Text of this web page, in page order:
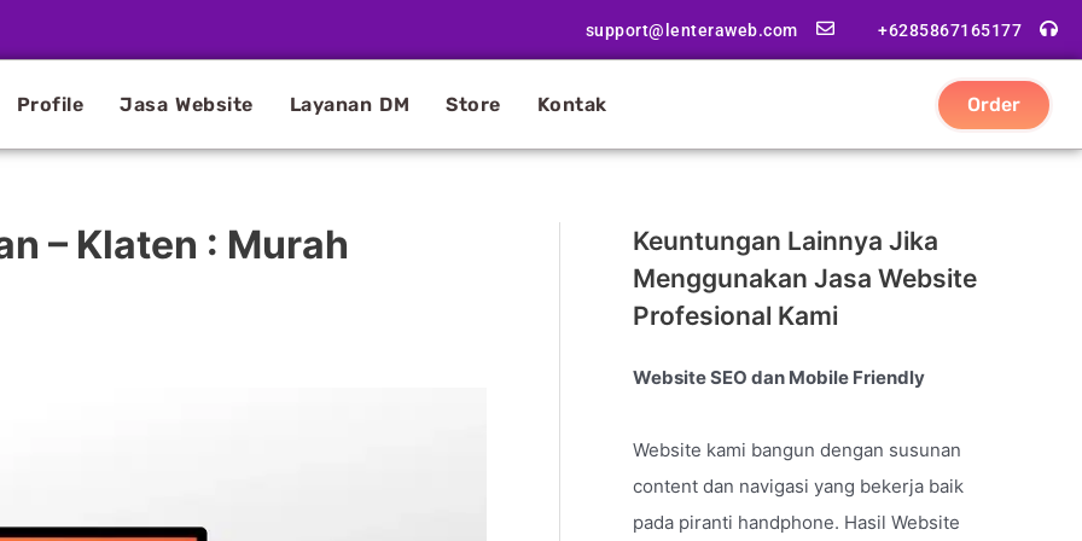
support@lenteraweb.com +6285867165177
Profile Jasa Website Layanan DM Store Kontak Order
– Klaten : Murah
Keuntungan Lainnya Jika
Menggunakan Jasa Website
Profesional Kami
Website SEO dan Mobile Friendly
Website kami bangun dengan susunan
content dan navigasi yang bekerja baik
pada piranti handphone. Hasil Website